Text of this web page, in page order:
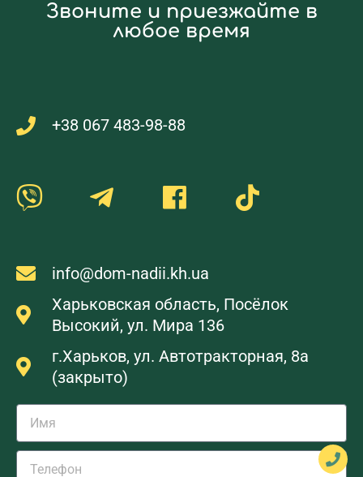
Звоните и приезжайте в
любое время
+38 067 483-98-88
info@dom-nadii.kh.ua
Харьковская область, Посёлок
Высокий, ул. Мира 136
г.Харьков, ул. Автотракторная, 8а
(закрыто)